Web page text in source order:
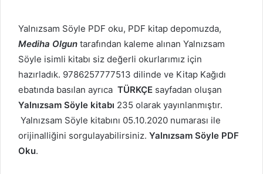
Yalnızsam Söyle PDF oku, PDF kitap depomuzda,
Mediha Olgun tarafından kaleme alınan Yalnızsam
Söyle isimli kitabı siz değerli okurlarımız için
hazırladık. 9786257777513 dilinde ve Kitap Kağıdı
ebatında basılan ayrıca TÜRKÇE sayfadan oluşan
Yalnızsam Söyle kitabı 235 olarak yayınlanmıştır.
Yalnızsam Söyle kitabını 05.10.2020 numarası ile
orijinalliğini sorgulayabilirsiniz. Yalnızsam Söyle PDF
Oku.